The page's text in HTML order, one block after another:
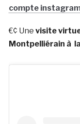
compte
€¢ Une visite
Montpelliérain à